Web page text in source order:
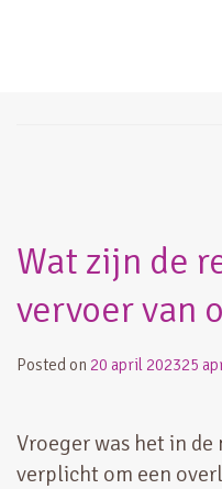
Wat zijn de
vervoer van
Posted on 20 april 202325
Vroeger was het in
verplicht om een